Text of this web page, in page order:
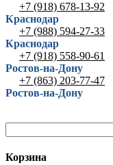
+7 (918) 678-13-92
Краснодар
+7 (988) 594-27-33
Краснодар
+7 (918) 558-90-61
Ростов-на-Дону
+7 (863) 203-77-47
Ростов-на-Дону
Корзина